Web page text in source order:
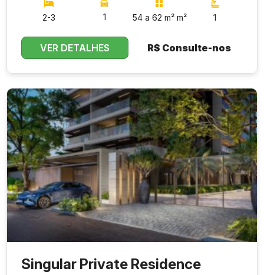
2-3 1 54 a 62 m² m² 1
VER DETALHES R$ Consulte-nos
Singular Private Residence